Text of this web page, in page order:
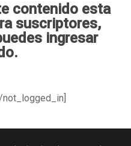
contenido esta
suscriptores,
ingresar